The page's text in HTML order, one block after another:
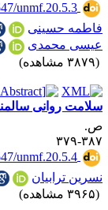
unmf.20.5.3
حسینی
محمدی
روانی
۳۷۹
unmf.20.5.4
ترابیان